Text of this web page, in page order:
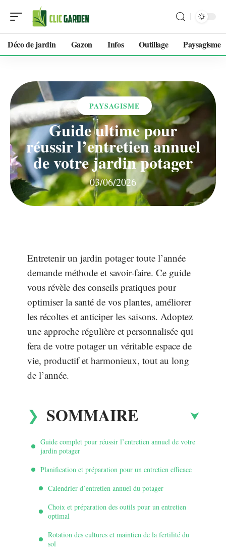
Déco de jardin Gazon Infos Outillage Paysagisme
PAYSAGISME
Guide ultime pour
réussir l’entretien annuel
de votre jardin potager
03/06/2026
Entretenir un jardin potager toute l’année
demande méthode et savoir-faire. Ce guide
vous révèle des conseils pratiques pour
optimiser la santé de vos plantes, améliorer
les récoltes et anticiper les saisons. Adoptez
une approche régulière et personnalisée qui
fera de votre potager un véritable espace de
vie, productif et harmonieux, tout au long
de l’année.
SOMMAIRE
Guide complet pour réussir l’entretien annuel de votre
jardin potager
Planification et préparation pour un entretien efficace
Calendrier d’entretien annuel du potager
Choix et préparation des outils pour un entretien
optimal
Rotation des cultures et maintien de la fertilité du
sol